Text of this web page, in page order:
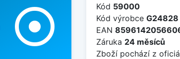
adjust
Kód 59000
Kód výrobce G24828
EAN
Záruka 24 měsíců
Zboží pochází z